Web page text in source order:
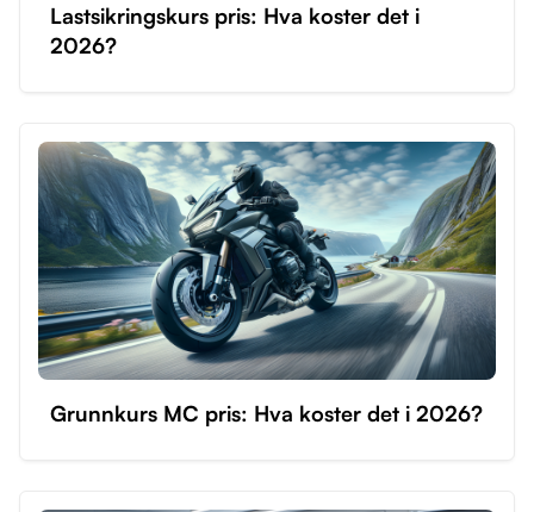
Lastsikringskurs pris: Hva koster det i
2026?
Grunnkurs MC pris: Hva koster det i 2026?